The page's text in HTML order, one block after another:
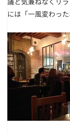
には「一風変わっ